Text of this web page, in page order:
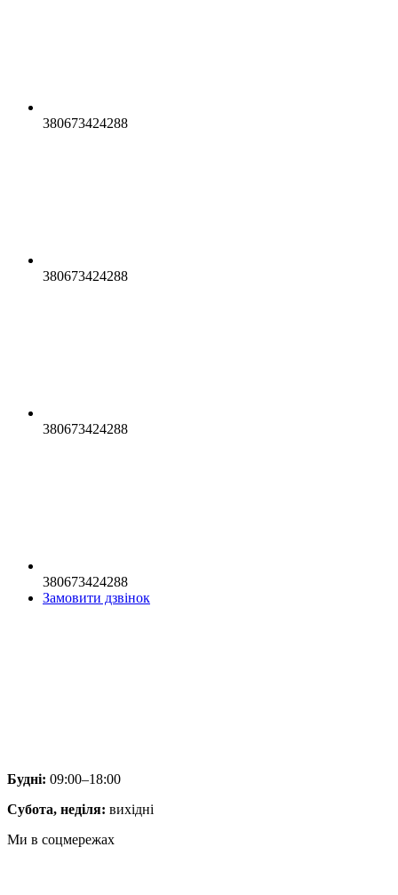
380673424288
380673424288
380673424288
380673424288
Замовити дзвінок
Будні: 09:00–18:00
Субота, неділя: вихідні
Ми в соцмережах